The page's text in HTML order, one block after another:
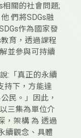
相關的社會問題;
們將SDGs融
作為國家發
育，透過課程
並參與可持續
:「真正的永續
持下，方能達
民。」因此，
三集為單位介
，架構 為 透過
續觀念、具體